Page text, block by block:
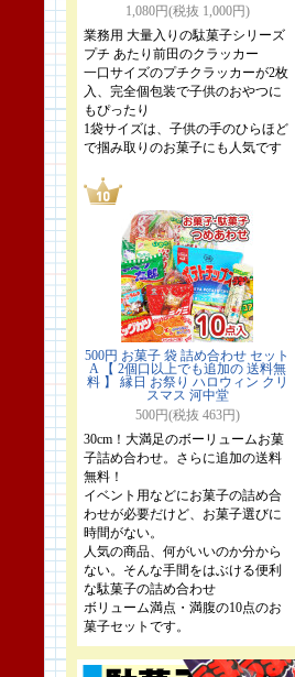
1,080円(税抜 1,000円)
業務用 大量入りの駄菓子シリーズ
プチ あたり前田のクラッカー
一口サイズのプチクラッカーが2枚
入、完全個包装で子供のおやつに
もぴったり
1袋サイズは、子供の手のひらほど
で掴み取りのお菓子にも人気です
500円 お菓子 袋 詰め合わせ セット
A 【 2個口以上でも追加の 送料無
料 】 縁日 お祭り ハロウィン クリ
スマス 河中堂
500円(税抜 463円)
30cm！大満足のボーリュームお菓
子詰め合わせ。さらに追加の送料
無料！
イベント用などにお菓子の詰め合
わせが必要だけど、お菓子選びに
時間がない。
人気の商品、何がいいのか分から
ない。そんな手間をはぶける便利
な駄菓子の詰め合わせ
ボリューム満点・満腹の10点のお
菓子セットです。